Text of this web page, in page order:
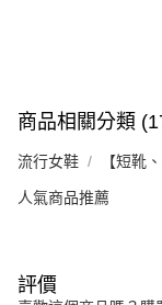
商品相關分類
流行女鞋 【短靴
人氣商品推薦
評價